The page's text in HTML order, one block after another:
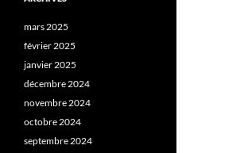
mars 2025
février 2025
janvier 2025
décembre 2024
novembre 2024
octobre 2024
septembre 2024